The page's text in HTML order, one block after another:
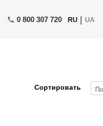
0 800 307 720 RU | UA
Сортировать